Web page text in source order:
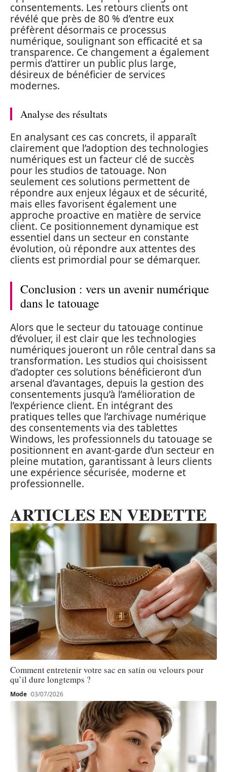
consentements. Les retours clients ont
révélé que près de 80 % d’entre eux
préfèrent désormais ce processus
numérique, soulignant son efficacité et sa
transparence. Ce changement a également
permis d’attirer un public plus large,
désireux de bénéficier de services
modernes.
Analyse des résultats
En analysant ces cas concrets, il apparaît
clairement que l’adoption des technologies
numériques est un facteur clé de succès
pour les studios de tatouage. Non
seulement ces solutions permettent de
répondre aux enjeux légaux et de sécurité,
mais elles favorisent également une
approche proactive en matière de service
client. Ce positionnement dynamique est
essentiel dans un secteur en constante
évolution, où répondre aux attentes des
clients est primordial pour se démarquer.
Conclusion : vers un avenir numérique
dans le tatouage
Alors que le secteur du tatouage continue
d’évoluer, il est clair que les technologies
numériques joueront un rôle central dans sa
transformation. Les studios qui choisissent
d’adopter ces solutions bénéficieront d’un
arsenal d’avantages, depuis la gestion des
consentements jusqu’à l’amélioration de
l’expérience client. En intégrant des
pratiques telles que l’archivage numérique
des consentements via des tablettes
Windows, les professionnels du tatouage se
positionnent en avant-garde d’un secteur en
pleine mutation, garantissant à leurs clients
une expérience sécurisée, moderne et
professionnelle.
ARTICLES EN VEDETTE
Comment entretenir votre sac en satin ou velours pour
qu’il dure longtemps ?
Mode 03/07/2026